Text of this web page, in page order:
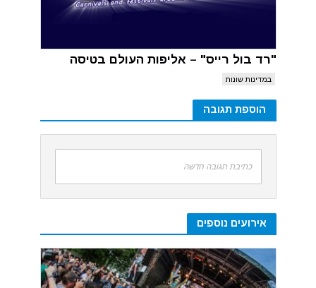
"רד בול רייס" – אליפות העולם בטיסה
במדינות שונות
הוספת תגובה
כתיבת תגובה חדשה
אירועים נוספים